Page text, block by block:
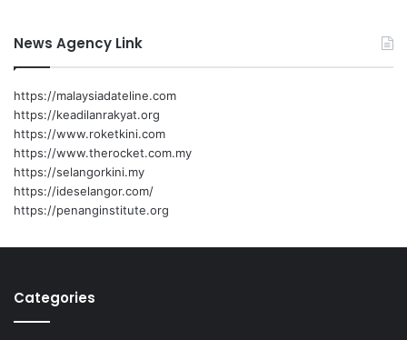
V
V
a
n
g
A
s
l
i
A
i
a
News Agency Link
https://malaysiadateline.com
https://keadilanrakyat.org
https://www.roketkini.com
https://www.therocket.com.my
https://selangorkini.my
https://ideselangor.com/
https://penanginstitute.org
Categories